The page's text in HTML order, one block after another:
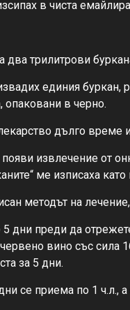
в чиста
два трилитрови
единия буркан,
опаковани в черно.
дълго време
появи извлечение от
ме изписаха
методът на
дни преди да
вино със сила
за 5 дни.
се приема по 1 ч.л.,